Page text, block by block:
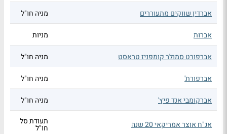
אברדין שווקים מתעוררים מניה חו"ל
אברות מניות
אברפורט סמולר קומפניז טראסט מניה חו"ל
אברפורת' מניה חו"ל
אברקומבי אנד פיץ' מניה חו"ל
אג"ח אוצר אמריקאי 20 שנה תעודת סל
חו"ל